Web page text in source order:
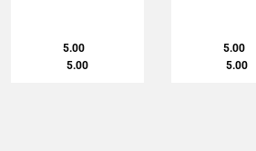
5.00
5.00
5.00
5.00